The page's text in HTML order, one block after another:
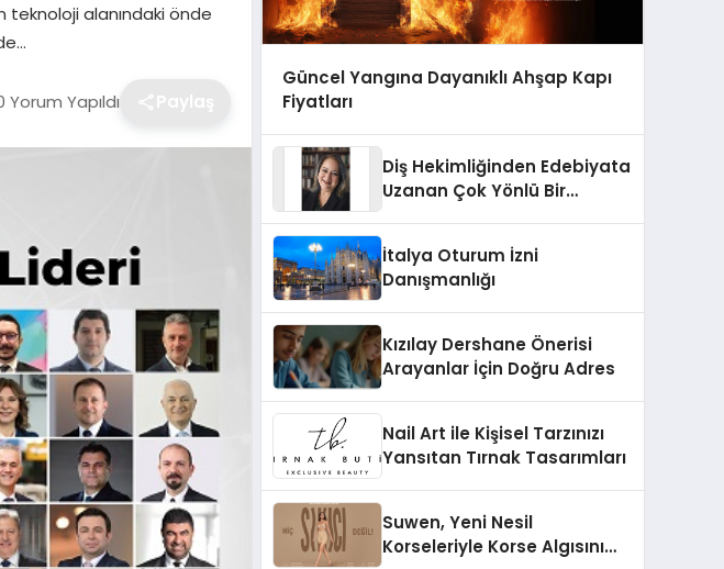
teknoloji alanındaki önde
Yorum Yapıldı
Güncel Yangına Dayanıklı Ahşap Kapı
Fiyatları
Diş Hekimliğinden Edebiyata
Uzanan Çok Yönlü Bir
İtalya Oturum İzni
Danışmanlığı
Kızılay Dershane Önerisi
Arayanlar İçin Doğru Adres
Nail Art ile Kişisel Tarzınızı
Yansıtan Tırnak Tasarımları
Suwen, Yeni Nesil
Korseleriyle Korse Algısını